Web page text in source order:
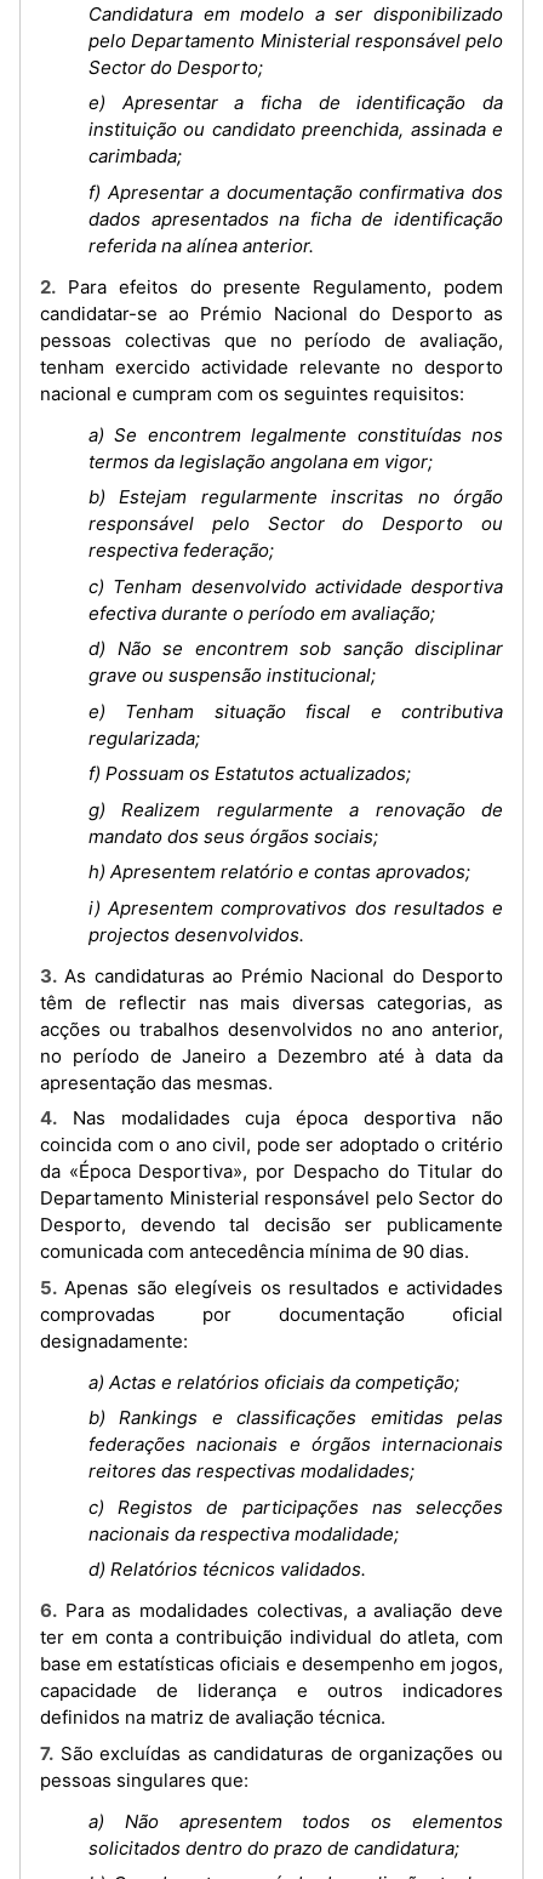
Candidatura em modelo a ser disponibilizado
pelo Departamento Ministerial responsável pelo
Sector do Desporto;
e) Apresentar a ficha de identificação da
instituição ou candidato preenchida, assinada e
carimbada;
f) Apresentar a documentação confirmativa dos
dados apresentados na ficha de identificação
referida na alínea anterior.
2. Para efeitos do presente Regulamento, podem
candidatar-se ao Prémio Nacional do Desporto as
pessoas colectivas que no período de avaliação,
tenham exercido actividade relevante no desporto
nacional e cumpram com os seguintes requisitos:
a) Se encontrem legalmente constituídas nos
termos da legislação angolana em vigor;
b) Estejam regularmente inscritas no órgão
responsável pelo Sector do Desporto ou
respectiva federação;
c) Tenham desenvolvido actividade desportiva
efectiva durante o período em avaliação;
d) Não se encontrem sob sanção disciplinar
grave ou suspensão institucional;
e) Tenham situação fiscal e contributiva
regularizada;
f) Possuam os Estatutos actualizados;
g) Realizem regularmente a renovação de
mandato dos seus órgãos sociais;
h) Apresentem relatório e contas aprovados;
i) Apresentem comprovativos dos resultados e
projectos desenvolvidos.
3. As candidaturas ao Prémio Nacional do Desporto
têm de reflectir nas mais diversas categorias, as
acções ou trabalhos desenvolvidos no ano anterior,
no período de Janeiro a Dezembro até à data da
apresentação das mesmas.
4. Nas modalidades cuja época desportiva não
coincida com o ano civil, pode ser adoptado o critério
da «Época Desportiva», por Despacho do Titular do
Departamento Ministerial responsável pelo Sector do
Desporto, devendo tal decisão ser publicamente
comunicada com antecedência mínima de 90 dias.
5. Apenas são elegíveis os resultados e actividades
comprovadas por documentação oficial
designadamente:
a) Actas e relatórios oficiais da competição;
b) Rankings e classificações emitidas pelas
federações nacionais e órgãos internacionais
reitores das respectivas modalidades;
c) Registos de participações nas selecções
nacionais da respectiva modalidade;
d) Relatórios técnicos validados.
6. Para as modalidades colectivas, a avaliação deve
ter em conta a contribuição individual do atleta, com
base em estatísticas oficiais e desempenho em jogos,
capacidade de liderança e outros indicadores
definidos na matriz de avaliação técnica.
7. São excluídas as candidaturas de organizações ou
pessoas singulares que:
a) Não apresentem todos os elementos
solicitados dentro do prazo de candidatura;